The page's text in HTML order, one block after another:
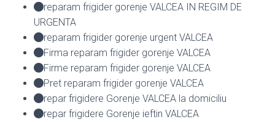
reparam frigider gorenje VALCEA IN REGIM DE
URGENTA
reparam frigider gorenje urgent VALCEA
Firma reparam frigider gorenje VALCEA
Firme reparam frigider gorenje VALCEA
Pret reparam frigider gorenje VALCEA
repar frigidere Gorenje VALCEA la domiciliu
repar frigidere Gorenje ieftin VALCEA